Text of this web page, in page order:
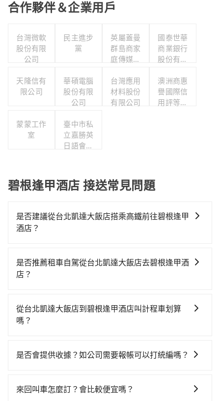
合作夥伴＆企業用戶
台灣微軟
股份有限
公司
民主進步
黨
英屬蓋曼
群島商家
庭傳媒股
司城邦分
公司
國泰世華
商業銀行
股份有限
天隆信有
限公司
華碩電腦
股份有限
公司
台灣應用
材料股份
有限公司
澳洲商惠
譽國際信
用評等股
蒙蒙工作
室
臺中市私
立嘉勝英
日語會話
碧根逢甲酒店 接送常見問題
是否建議從台北凱達大飯店搭乘高鐵前往碧根逢甲
酒店？
乘坐舒適、較貴、費時！從最早06:26一直到23:00，台
北-台中一天最多有102班次高鐵可搭乘。假設從台北凱
後，步行進站、現場購票並於月台排隊的時間約25分
鐘，再乘坐47~66分鐘（平均57分）的高鐵從台北站前
300元後，抵達碧根逢甲酒店 (台中市西屯區) 的目的
tripool並到府專車接送，則每人平均花費約780元，費
是否推薦租車自駕從台北凱達大飯店去碧根逢甲酒
店？
時不需要閉目養神（因為要自己開車），最重要的是你
當天就要來回，那在台北路邊可隨租隨借的iRent應該是
凱達大飯店到碧根逢甲酒店的花費預估為
時40元路邊停車費用預估進去，但額外的汽車保險與可
從台北凱達大飯店到碧根逢甲酒店叫計程車划算
嗎？
灣大車隊、Uber、Line Taxi、Yoxi等，如果在路邊攔不
里程跳錶計算，價格約為3,890~4,700元間，但如改預約
是否會提供收據？如公司需要報帳可以打統編嗎？
旅行業代收轉付電子收據，如果公司需要報公帳，在預
來回叫車怎麼訂？會比較便宜嗎？